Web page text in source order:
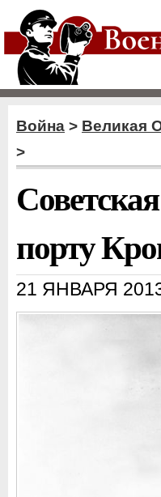
Война > Великая
>
порту
21 ЯНВАРЯ